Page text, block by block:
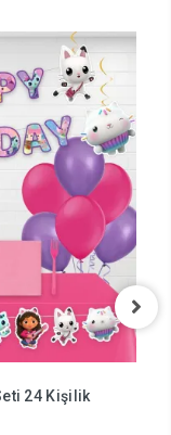
24 Kişilik